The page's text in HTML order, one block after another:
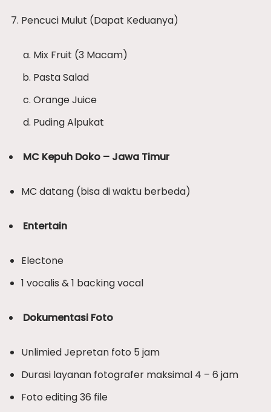
Pencuci Mulut (Dapat Keduanya)
Mix Fruit (3 Macam)
Pasta Salad
Orange Juice
Puding Alpukat
MC Kepuh Doko – Jawa Timur
MC datang (bisa di waktu berbeda)
Entertain
Electone
1 vocalis & 1 backing vocal
Dokumentasi Foto
Unlimied Jepretan foto 5 jam
Durasi layanan fotografer maksimal 4 – 6 jam
Foto editing 36 file